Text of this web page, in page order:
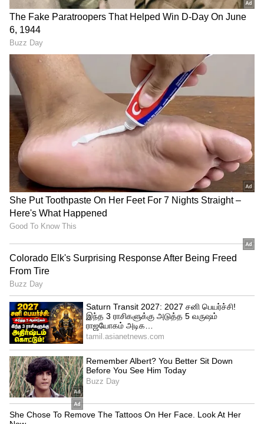
விவாதிக்கு இருப்பதாக கூறப்படுகிறது.
மேலும் செந்தில் பாலாஜி தொடர்ந்து
அமைச்சர் பதவியில் நீடிப்பது தொடர்பாக
சட்டத்துறையிடம் ஆலோசனை கேட்பார் என
தெரிகிறது.
இதையும் படியுங்கள்
தனித்து விடப்பட்ட பாஜக... நாடாளுமன்ற
தேர்தலில் மோடி ஆட்சி
இந்துக்களாலேயே தூக்கி எறியப்படும்.!-
திருமாவளவன்
தமிழ்நாடு பட்ஜெட் கூட்டத்தொடர்:
சபாநாயகர் ஜே.சி.டி. பிரபாகரன்
செய்தியாளர் சந்திப்பு